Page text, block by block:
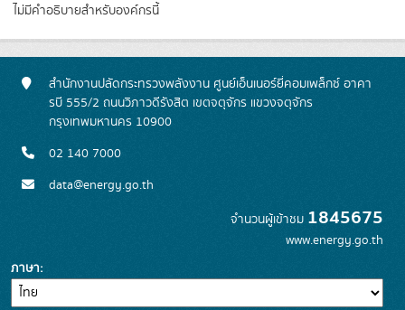
ไม่มีคำอธิบายสำหรับองค์กรนี้
สำนักงานปลัดกระทรวงพลังงาน ศูนย์เอ็นเนอร์ยี่คอมเพล็กซ์ อาคา
รบี 555/2 ถนนวิภาวดีรังสิต เขตจตุจักร แขวงจตุจักร
กรุงเทพมหานคร 10900
02 140 7000
data@energy.go.th
จำนวนผู้เข้าชม 1845675
www.energy.go.th
ภาษา